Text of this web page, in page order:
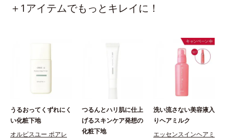
＋1アイテムでもっとキレイに！
うるおってくずれにく
い化粧下地
オルビスユー ポアレ
つるんとハリ肌に仕上
げるスキンケア発想の
化粧下地
洗い流さない美容液入
りヘアミルク
エッセンスインヘアミ